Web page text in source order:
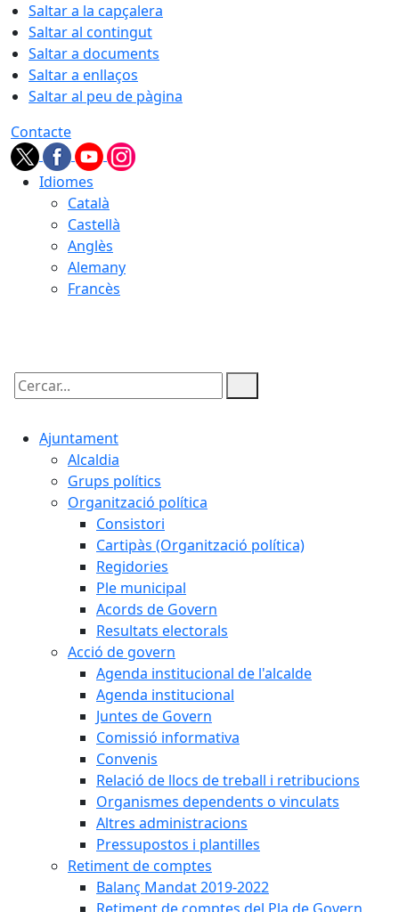
Saltar a la capçalera
Saltar al contingut
Saltar a documents
Saltar a enllaços
Saltar al peu de pàgina
Contacte
Idiomes
Català
Castellà
Anglès
Alemany
Francès
Cercar:
Ajuntament
Alcaldia
Grups polítics
Organització política
Consistori
Cartipàs (Organització política)
Regidories
Ple municipal
Acords de Govern
Resultats electorals
Acció de govern
Agenda institucional de l'alcalde
Agenda institucional
Juntes de Govern
Comissió informativa
Convenis
Relació de llocs de treball i retribucions
Organismes dependents o vinculats
Altres administracions
Pressupostos i plantilles
Retiment de comptes
Balanç Mandat 2019-2022